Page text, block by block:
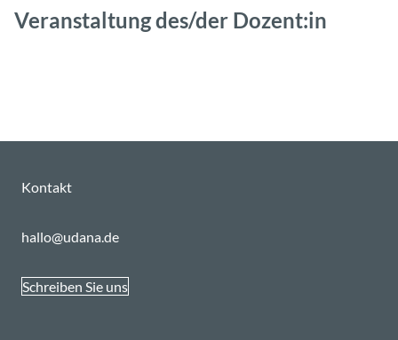
Veranstaltung des/der Dozent:in
Kontakt
hallo@udana.de
Schreiben Sie uns